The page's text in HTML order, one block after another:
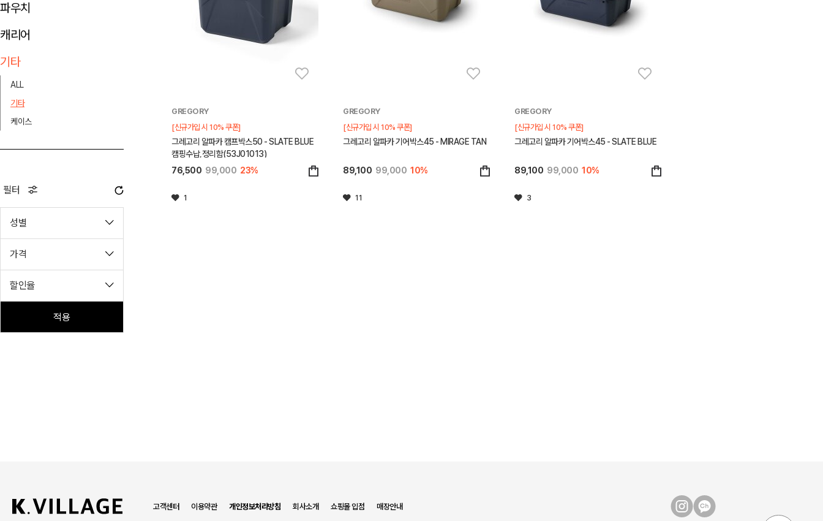
파우치
캐리어
기타
ALL
기타
케이스
필터
성별
가격
할인율
적용
GREGORY
[신규가입 시 10% 쿠폰]
그레고리 알파카 캠프박스50 - SLATE BLUE
캠핑수납,정리함(53J01013)
76,500 99,000 23%
1
GREGORY
[신규가입 시 10% 쿠폰]
그레고리 알파카 기어박스45 - MIRAGE TAN
89,100 99,000 10%
11
GREGORY
[신규가입 시 10% 쿠폰]
그레고리 알파카 기어박스45 - SLATE BLUE
89,100 99,000 10%
3
고객센터 이용약관 개인정보처리방침 회사소개 쇼핑몰 입점 매장안내